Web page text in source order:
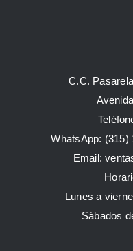
C.C.
WhatsApp: (315)
Email:
Lunes a
Sábados